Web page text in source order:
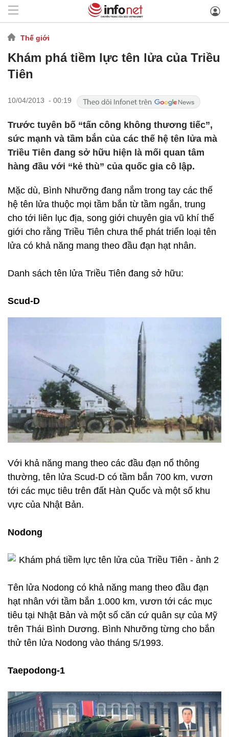
Thế giới
Khám phá tiềm lực tên lửa của Triều
Tiên
10/04/2013 - 00:19
Trước tuyên bố “tấn công không thương tiếc”,
sức mạnh và tầm bắn của các thế hệ tên lửa mà
Triều Tiên đang sở hữu hiện là mối quan tâm
hàng đầu với “kẻ thù” của quốc gia cô lập.
Mặc dù, Bình Nhưỡng đang nắm trong tay các thế
hệ tên lửa thuộc mọi tầm bắn từ tầm ngắn, trung
cho tới liên lục địa, song giới chuyên gia vũ khí thế
giới cho rằng Triều Tiên chưa thể phát triển loại tên
lửa có khả năng mang theo đầu đạn hạt nhân.
Danh sách tên lửa Triều Tiên đang sở hữu:
Scud-D
Với khả năng mang theo các đầu đạn nổ thông
thường, tên lửa Scud-D có tầm bắn 700 km, vươn
tới các mục tiêu trên đất Hàn Quốc và một số khu
vực của Nhật Bản.
Nodong
Tên lửa Nodong có khả năng mang theo đầu đạn
hạt nhân với tầm bắn 1.000 km, vươn tới các mục
tiêu tại Nhật Bản và một số căn cứ quân sự của Mỹ
trên Thái Bình Dương. Bình Nhưỡng từng cho bắn
thử tên lửa Nodong vào tháng 5/1993.
Taepodong-1